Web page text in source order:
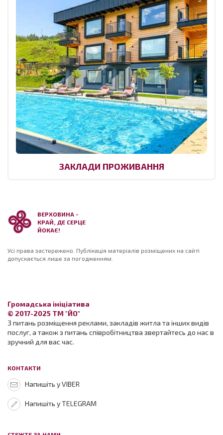
ЗАКЛАДИ ПРОЖИВАННЯ
ВЕРХОВИНА -
КРАЙ, ДЕ СЕРЦЕ
ЙОКАЄ!
Усі права застережено. Публікація матеріалів розміщених на сайті
допускається лише за погодженням.
Громадська ініціатива
© 2017-2025 ТМ "ЙО"
З питань розміщення реклами, закладів житла та інших видів
послуг, а також з питань співробітництва звертайтесь до нас в
зручний для вас час.
КОНТАКТИ
Напишіть у VIBER
Напишіть у TELEGRAM